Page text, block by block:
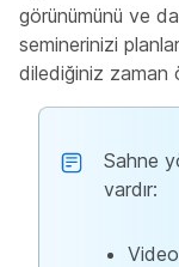
görünümünü ve
seminerinizi
dilediğiniz zaman
Sahne
vardır: